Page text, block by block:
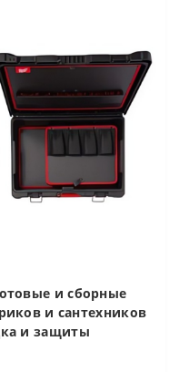
и сборные
и сантехников
и защиты